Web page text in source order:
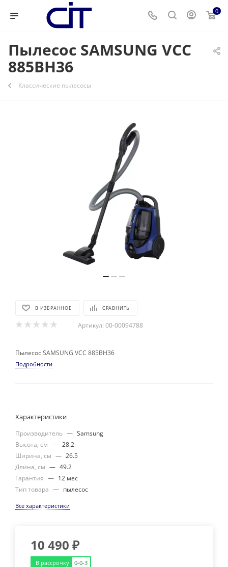
0
Пылесос SAMSUNG VCC
885BH36
Классические пылесосы
В ИЗБРАННОЕ СРАВНИТЬ
Артикул: 00-00094788
Пылесос SAMSUNG VCC 885BH36
Подробности
Характеристики
Производитель — Samsung
Высота, см — 28.2
Ширина, см — 26.5
Длина, см — 49.2
Гарантия — 12 мес
Тип товара — пылесос
Все характеристики
10 490 ₽
В рассрочку 0-0-3